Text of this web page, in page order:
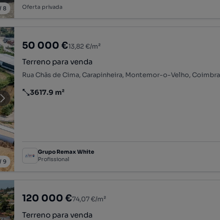
8 Oferta privada
9
50 000 €13,82 €/m²
Terreno para venda
Rua Chãs de Cima, Carapinheira, Montemor-o-Velho, Coimbra
Preço por metro quadrado
3617.9 m²
Grupo Remax White
Profissional
120 000 €74,07 €/m²
Terreno para venda